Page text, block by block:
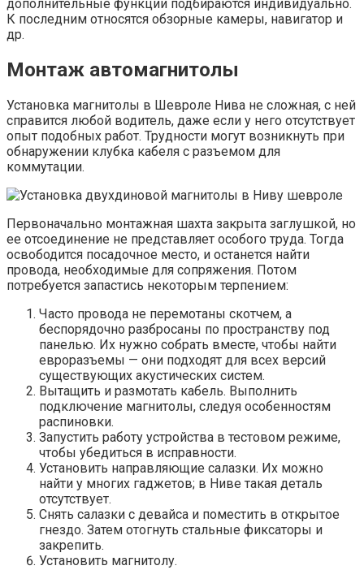
дополнительные функции подбираются индивидуально.
К последним относятся обзорные камеры, навигатор и
др.
Монтаж автомагнитолы
Установка магнитолы в Шевроле Нива не сложная, с ней
справится любой водитель, даже если у него отсутствует
опыт подобных работ. Трудности могут возникнуть при
обнаружении клубка кабеля с разъемом для
коммутации.
Первоначально монтажная шахта закрыта заглушкой, но
ее отсоединение не представляет особого труда. Тогда
освободится посадочное место, и останется найти
провода, необходимые для сопряжения. Потом
потребуется запастись некоторым терпением:
Часто провода не перемотаны скотчем, а
беспорядочно разбросаны по пространству под
панелью. Их нужно собрать вместе, чтобы найти
евроразъемы — они подходят для всех версий
существующих акустических систем.
Вытащить и размотать кабель. Выполнить
подключение магнитолы, следуя особенностям
распиновки.
Запустить работу устройства в тестовом режиме,
чтобы убедиться в исправности.
Установить направляющие салазки. Их можно
найти у многих гаджетов; в Ниве такая деталь
отсутствует.
Снять салазки с девайса и поместить в открытое
гнездо. Затем отогнуть стальные фиксаторы и
закрепить.
Установить магнитолу.